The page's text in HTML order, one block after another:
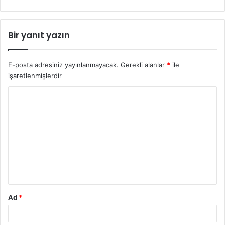
Bir yanıt yazın
E-posta adresiniz yayınlanmayacak. Gerekli alanlar * ile
işaretlenmişlerdir
Ad *